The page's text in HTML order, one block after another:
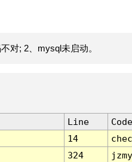
对; 2、mysql未启动。
Line
Code
14
324